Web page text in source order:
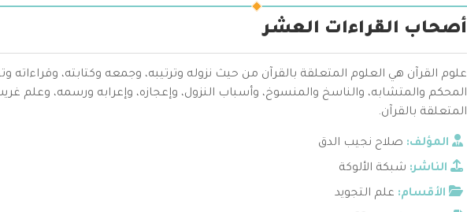
أصحاب القراءات العشر
علوم القرآن هي العلوم المتعلقة بالقرآن من حيث نزوله وترتيبه، وجمعه وكتابته، وقراءاته
المحكم والمتشابه، والناسخ والمنسوخ، وأسباب النزول، وإعجازه، وإعرابه ورسمه، وعلم
المتعلقة بالقرآن.
المؤلف: صلاح نجيب الدق
الناشر: شبكة الألوكة
الأقسام: علم التجويد